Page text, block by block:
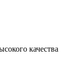
качества